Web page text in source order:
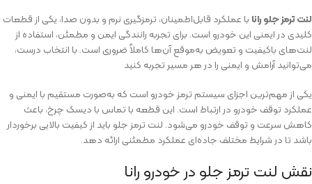
لنت ترمز جلو رانا با عملکرد قابل‌اطمینان، ترمزگیری نرم و بدون صدا، یکی از قطعات
کلیدی در ایمنی این خودرو است. برای تجربه رانندگی ایمن و مطمئن، استفاده از
لنت‌های باکیفیت و تعویض به‌موقع آن‌ها کاملاً ضروری است. با انتخاب درست،
می‌توانید آرامش و ایمنی را در هر مسیر تجربه کنید
یکی از مهم‌ترین اجزای سیستم ترمز خودرو است که به‌صورت مستقیم با ایمنی و
عملکرد توقف خودرو در ارتباط است. این قطعه با تماس با دیسک چرخ، باعث
کاهش سرعت و توقف خودرو می‌شود. لنت ترمز جلو باید از کیفیت بالایی برخوردار
باشد تا در شرایط مختلف جاده‌ای عملکرد مطمئنی ارائه دهد.
نقش لنت ترمز جلو در خودرو رانا